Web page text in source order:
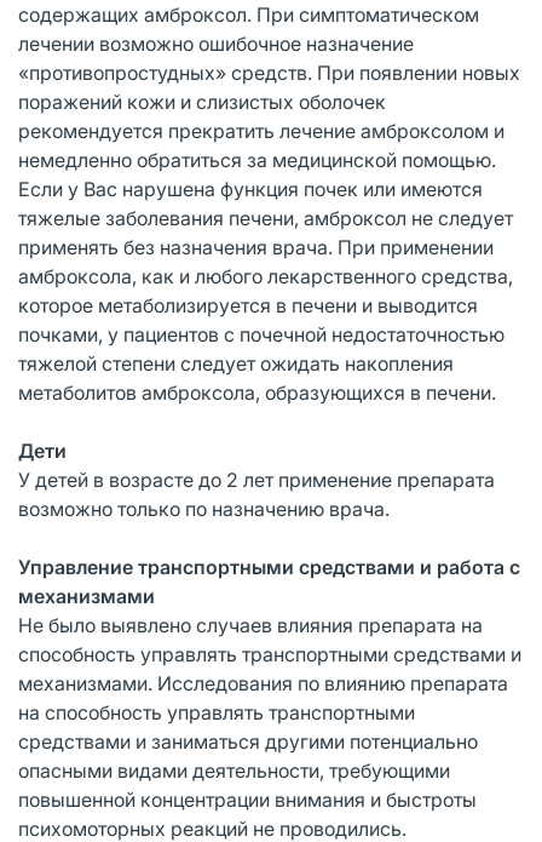
содержащих амброксол. При симптоматическом
лечении возможно ошибочное назначение
«противопростудных» средств. При появлении новых
поражений кожи и слизистых оболочек
рекомендуется прекратить лечение амброксолом и
немедленно обратиться за медицинской помощью.
Если у Вас нарушена функция почек или имеются
тяжелые заболевания печени, амброксол не следует
применять без назначения врача. При применении
амброксола, как и любого лекарственного средства,
которое метаболизируется в печени и выводится
почками, у пациентов с почечной недостаточностью
тяжелой степени следует ожидать накопления
метаболитов амброксола, образующихся в печени.
Дети
У детей в возрасте до 2 лет применение препарата
возможно только по назначению врача.
Управление транспортными средствами и работа с
механизмами
Не было выявлено случаев влияния препарата на
способность управлять транспортными средствами и
механизмами. Исследования по влиянию препарата
на способность управлять транспортными
средствами и заниматься другими потенциально
опасными видами деятельности, требующими
повышенной концентрации внимания и быстроты
психомоторных реакций не проводились.